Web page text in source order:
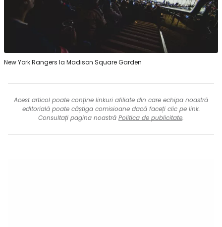
New York Rangers la Madison Square Garden
Acest articol poate conține linkuri afiliate din care echipa noastră
editorială poate câștiga comisioane dacă faceți clic pe link.
Consultați pagina noastră Politica de publicitate.